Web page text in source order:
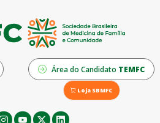
Área do Candidato TEMFC
Loja SBMFC